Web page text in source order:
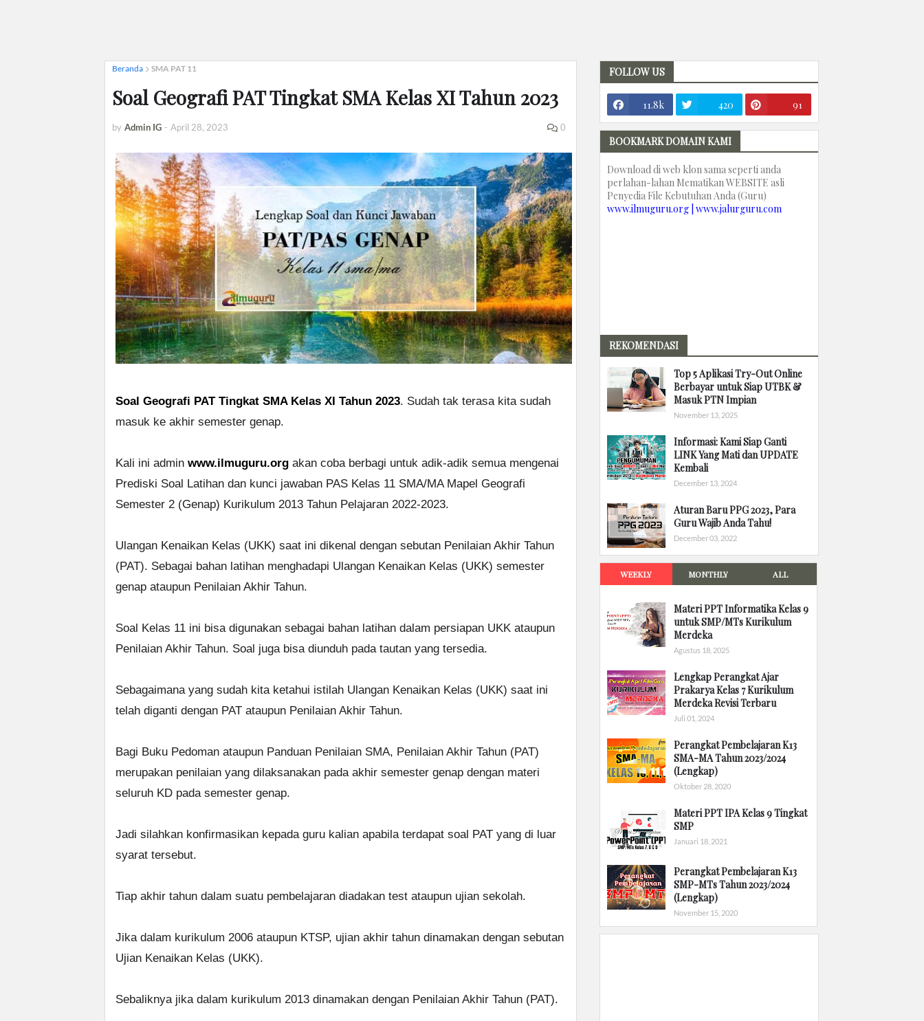
Beranda SMA PAT 11
Soal Geografi PAT Tingkat SMA Kelas XI Tahun 2023
by Admin IG - April 28, 2023 0
Soal Geografi PAT Tingkat SMA Kelas XI Tahun 2023. Sudah tak terasa kita sudah
masuk ke akhir semester genap.
Kali ini admin www.ilmuguru.org akan coba berbagi untuk adik-adik semua mengenai
Prediski Soal Latihan dan kunci jawaban PAS Kelas 11 SMA/MA Mapel Geografi
Semester 2 (Genap) Kurikulum 2013 Tahun Pelajaran 2022-2023.
Ulangan Kenaikan Kelas (UKK) saat ini dikenal dengan sebutan Penilaian Akhir Tahun
(PAT). Sebagai bahan latihan menghadapi Ulangan Kenaikan Kelas (UKK) semester
genap ataupun Penilaian Akhir Tahun.
Soal Kelas 11 ini bisa digunakan sebagai bahan latihan dalam persiapan UKK ataupun
Penilaian Akhir Tahun. Soal juga bisa diunduh pada tautan yang tersedia.
Sebagaimana yang sudah kita ketahui istilah Ulangan Kenaikan Kelas (UKK) saat ini
telah diganti dengan PAT ataupun Penilaian Akhir Tahun.
Bagi Buku Pedoman ataupun Panduan Penilaian SMA, Penilaian Akhir Tahun (PAT)
merupakan penilaian yang dilaksanakan pada akhir semester genap dengan materi
seluruh KD pada semester genap.
Jadi silahkan konfirmasikan kepada guru kalian apabila terdapat soal PAT yang di luar
syarat tersebut.
Tiap akhir tahun dalam suatu pembelajaran diadakan test ataupun ujian sekolah.
Jika dalam kurikulum 2006 ataupun KTSP, ujian akhir tahun dinamakan dengan sebutan
Ujian Kenaikan Kelas (UKK).
Sebaliknya jika dalam kurikulum 2013 dinamakan dengan Penilaian Akhir Tahun (PAT).
FOLLOW US
11.8k 420 91
BOOKMARK DOMAIN KAMI
Download di web klon sama seperti anda
perlahan-lahan Mematikan WEBSITE asli
Penyedia File Kebutuhan Anda (Guru)
www.ilmuguru.org | www.jalurguru.com
REKOMENDASI
Top 5 Aplikasi Try-Out Online
Berbayar untuk Siap UTBK &
Masuk PTN Impian
November 13, 2025
Informasi: Kami Siap Ganti
LINK Yang Mati dan UPDATE
Kembali
December 13, 2024
Aturan Baru PPG 2023, Para
Guru Wajib Anda Tahu!
December 03, 2022
WEEKLY MONTHLY ALL
Materi PPT Informatika Kelas 9
untuk SMP/MTs Kurikulum
Merdeka
Agustus 18, 2025
Lengkap Perangkat Ajar
Prakarya Kelas 7 Kurikulum
Merdeka Revisi Terbaru
Juli 01, 2024
Perangkat Pembelajaran K13
SMA-MA Tahun 2023/2024
(Lengkap)
Oktober 28, 2020
Materi PPT IPA Kelas 9 Tingkat
SMP
Januari 18, 2021
Perangkat Pembelajaran K13
SMP-MTs Tahun 2023/2024
(Lengkap)
November 15, 2020